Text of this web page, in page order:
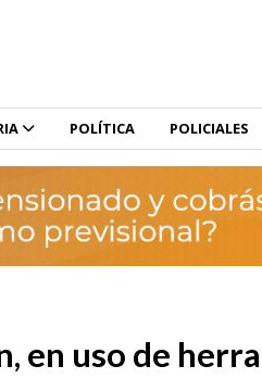
POLÍTICA POLICIALES
en uso de